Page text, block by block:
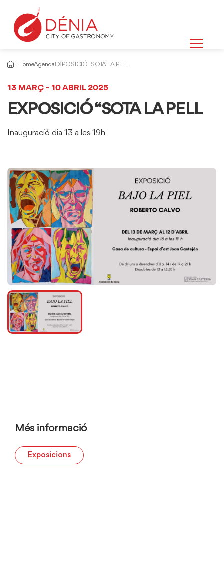
HomeAgenda EXPOSICIÓ "SOTA LA PELL
13 MARÇ - 10 ABRIL 2025
EXPOSICIÓ “SOTA LA PELL
Inauguració dia 13 a les 19h
Més informació
Exposicions